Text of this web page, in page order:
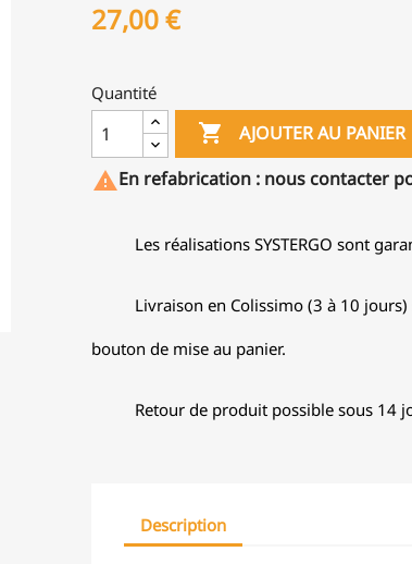
27,00 €
Quantité
 AJOUTER AU PANIER
En refabrication : nous contacter
Les réalisations SYSTERGO sont
Livraison en Colissimo (3 à 10
bouton de mise au panier.
Retour de produit possible sous 14
Description